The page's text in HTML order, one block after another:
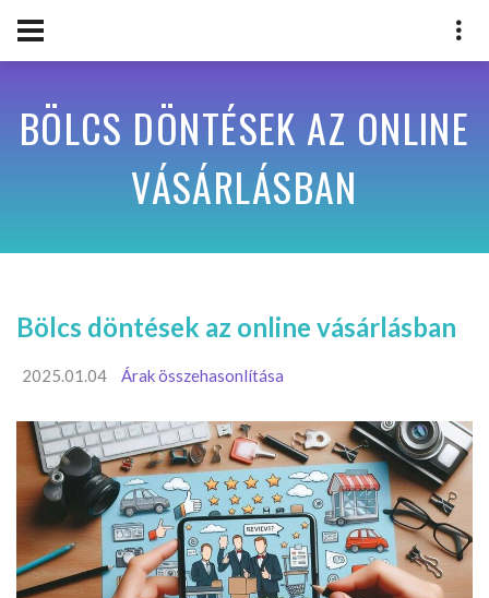
BÖLCS DÖNTÉSEK AZ ONLINE
VÁSÁRLÁSBAN
Bölcs döntések az online vásárlásban
2025.01.04 Árak összehasonlítása